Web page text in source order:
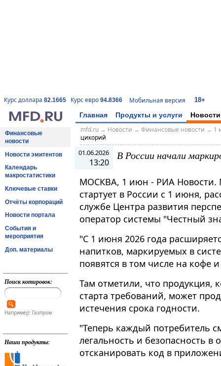
Курс доллара 82.1665 Курс евро 94.8366 Мобильная версия 18+
Главная Продукты и услуги Новости
Финансовые
новости
Новости эмитентов
Календарь
макростатистики
Ключевые ставки
Отчёты корпораций
Новости портала
События и
мероприятия
Доп. материалы
Поиск котировок:
Например: Газпром
Наши продукты:
mfd.ru→ Новости → Финансовые новости → 1
цикорий
01.06.2026
13:20
В России начали
МОСКВА, 1 июн - РИА Новости.
стартует в России с 1 июня,
службе Центра развития
оператор системы "Честный
"С 1 июня 2026 года
напитков, маркируемых в
появятся в том числе на кофе
Там отметили, что продукция,
старта требований, может
истечения срока годности.
"Теперь каждый потребитель
легальность и безопасность в
отсканировать код в